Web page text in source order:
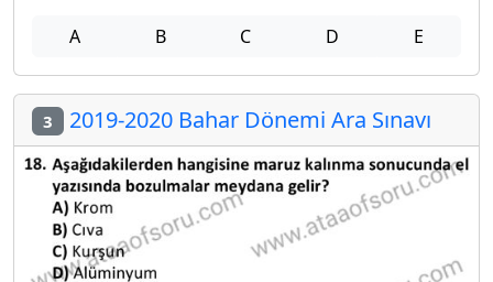
A B C D E
3 2019-2020 Bahar Dönemi Ara Sınavı